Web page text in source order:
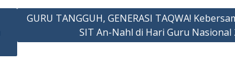
GURU TANGGUH, GENERASI TAQWA!
SIT An-Nahl di Hari Guru Nasional